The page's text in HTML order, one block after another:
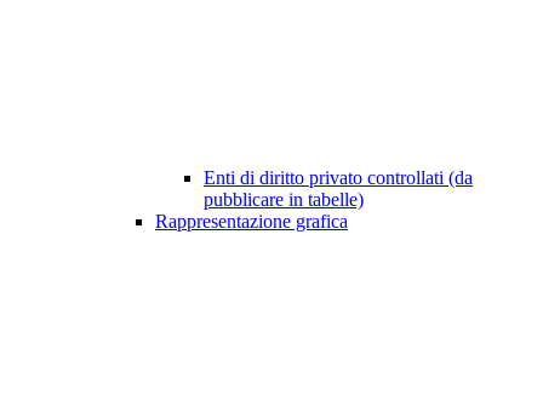
Enti di diritto privato controllati (da
pubblicare in tabelle)
Rappresentazione grafica